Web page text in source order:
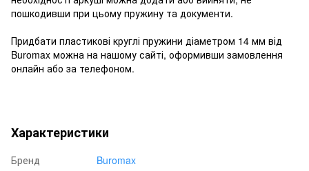
пошкодивши при цьому пружину та документи.
Придбати пластикові круглі пружини діаметром 14 мм від
Buromax можна на нашому сайті, оформивши замовлення
онлайн або за телефоном.
Характеристики
Бренд
Buromax